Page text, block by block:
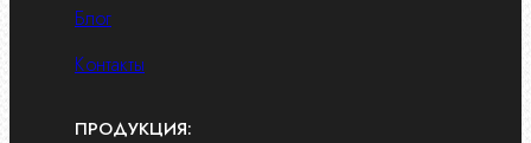
Блог
Контакты
ПРОДУКЦИЯ: